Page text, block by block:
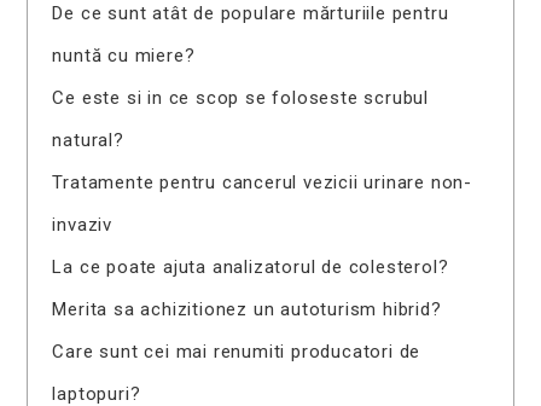
De ce sunt atât de populare mărturiile pentru
nuntă cu miere?
Ce este si in ce scop se foloseste scrubul
natural?
Tratamente pentru cancerul vezicii urinare non-
invaziv
La ce poate ajuta analizatorul de colesterol?
Merita sa achizitionez un autoturism hibrid?
Care sunt cei mai renumiti producatori de
laptopuri?